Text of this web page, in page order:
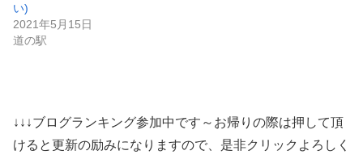
い)
2021年5月15日
道の駅
↓↓↓ブログランキング参加中です～お帰りの際は押して頂
けると更新の励みになりますので、是非クリックよろしく